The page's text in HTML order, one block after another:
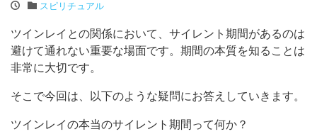
スピリチュアル
ツインレイとの関係において、サイレント期間があるのは
避けて通れない重要な場面です。期間の本質を知ることは
非常に大切です。
そこで今回は、以下のような疑問にお答えしていきます。
ツインレイの本当のサイレント期間って何か？